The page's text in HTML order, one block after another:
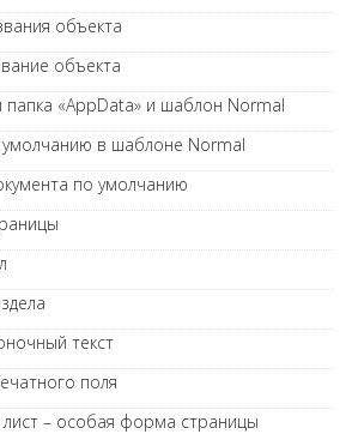
объекта
объекта
папка «AppData» и шаблон Normal
в шаблоне Normal
по умолчанию
текст
поля
лист – особая форма страницы